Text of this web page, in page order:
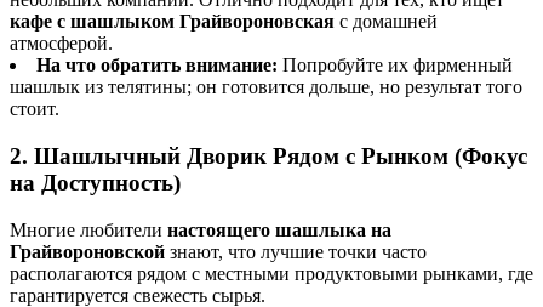
кафе с шашлыком Грайвороновская с домашней
атмосферой.
На что обратить внимание: Попробуйте их фирменный
шашлык из телятины; он готовится дольше, но результат того
стоит.
2. Шашлычный Дворик Рядом с Рынком (Фокус
на Доступность)
Многие любители настоящего шашлыка на
Грайвороновской знают, что лучшие точки часто
располагаются рядом с местными продуктовыми рынками, где
гарантируется свежесть сырья.